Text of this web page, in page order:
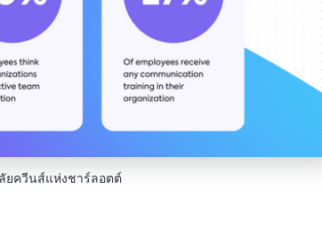
ยควีนส์แห่งชาร์ลอตต์